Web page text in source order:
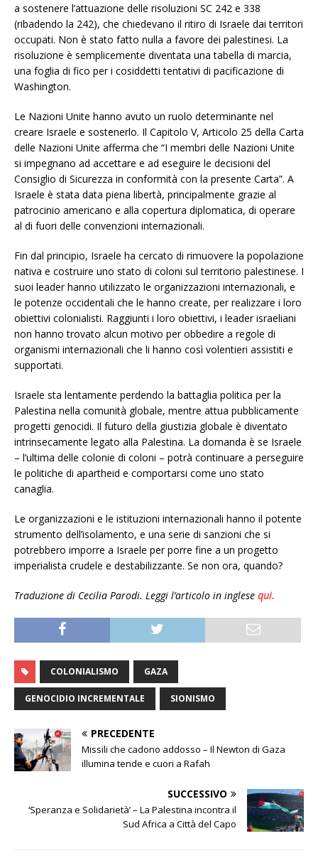
a sostenere l’attuazione delle risoluzioni SC 242 e 338
(ribadendo la 242), che chiedevano il ritiro di Israele dai territori
occupati. Non è stato fatto nulla a favore dei palestinesi. La
risoluzione è semplicemente diventata una tabella di marcia,
una foglia di fico per i cosiddetti tentativi di pacificazione di
Washington.
Le Nazioni Unite hanno avuto un ruolo determinante nel
creare Israele e sostenerlo. Il Capitolo V, Articolo 25 della Carta
delle Nazioni Unite afferma che “I membri delle Nazioni Unite
si impegnano ad accettare e ad eseguire le decisioni del
Consiglio di Sicurezza in conformità con la presente Carta”. A
Israele è stata data piena libertà, principalmente grazie al
patrocinio americano e alla copertura diplomatica, di operare
al di fuori delle convenzioni internazionali.
Fin dal principio, Israele ha cercato di rimuovere la popolazione
nativa e costruire uno stato di coloni sul territorio palestinese. I
suoi leader hanno utilizzato le organizzazioni internazionali, e
le potenze occidentali che le hanno create, per realizzare i loro
obiettivi colonialisti. Raggiunti i loro obiettivi, i leader israeliani
non hanno trovato alcun motivo per obbedire a regole di
organismi internazionali che li hanno così volentieri assistiti e
supportati.
Israele sta lentamente perdendo la battaglia politica per la
Palestina nella comunità globale, mentre attua pubblicamente
progetti genocidi. Il futuro della giustizia globale è diventato
intrinsecamente legato alla Palestina. La domanda è se Israele
– l’ultima delle colonie di coloni – potrà continuare a perseguire
le politiche di apartheid e comportarsi come uno stato
canaglia.
Le organizzazioni e le istituzioni internazionali hanno il potente
strumento dell’isolamento, e una serie di sanzioni che si
potrebbero imporre a Israele per porre fine a un progetto
imperialista crudele e destabilizzante. Se non ora, quando?
Traduzione di Cecilia Parodi. Leggi l’articolo in inglese qui.
COLONIALISMO GAZA
GENOCIDIO INCREMENTALE SIONISMO
PRECEDENTE
Missili che cadono addosso – Il Newton di Gaza
illumina tende e cuori a Rafah
SUCCESSIVO
‘Speranza e Solidarietà’ – La Palestina incontra il
Sud Africa a Città del Capo